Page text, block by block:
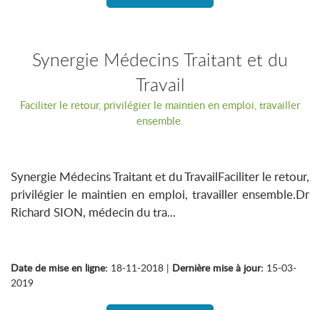
Synergie Médecins Traitant et du
Travail
Faciliter le retour, privilégier le maintien en emploi, travailler
ensemble.
Synergie Médecins Traitant et du TravailFaciliter le retour,
privilégier le maintien en emploi, travailler ensemble.Dr
Richard SION, médecin du tra...
Date de mise en ligne: 18-11-2018 | Dernière mise à jour: 15-03-
2019